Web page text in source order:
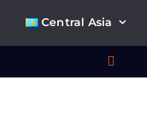
Central Asia